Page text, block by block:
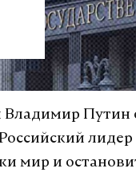
Владимир
мир и